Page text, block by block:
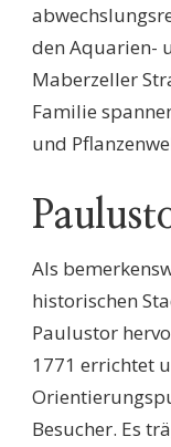
den Aquarien-
Maberzeller
Familie
und
Als
historischen
Paulustor
1771 errichtet
Besucher. Es